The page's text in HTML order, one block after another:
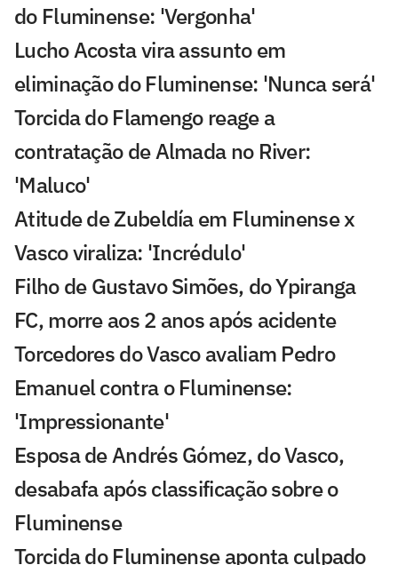
do Fluminense: 'Vergonha'
Lucho Acosta vira assunto em
eliminação do Fluminense: 'Nunca será'
Torcida do Flamengo reage a
contratação de Almada no River:
'Maluco'
Atitude de Zubeldía em Fluminense x
Vasco viraliza: 'Incrédulo'
Filho de Gustavo Simões, do Ypiranga
FC, morre aos 2 anos após acidente
Torcedores do Vasco avaliam Pedro
Emanuel contra o Fluminense:
'Impressionante'
Esposa de Andrés Gómez, do Vasco,
desabafa após classificação sobre o
Fluminense
Torcida do Fluminense aponta culpado